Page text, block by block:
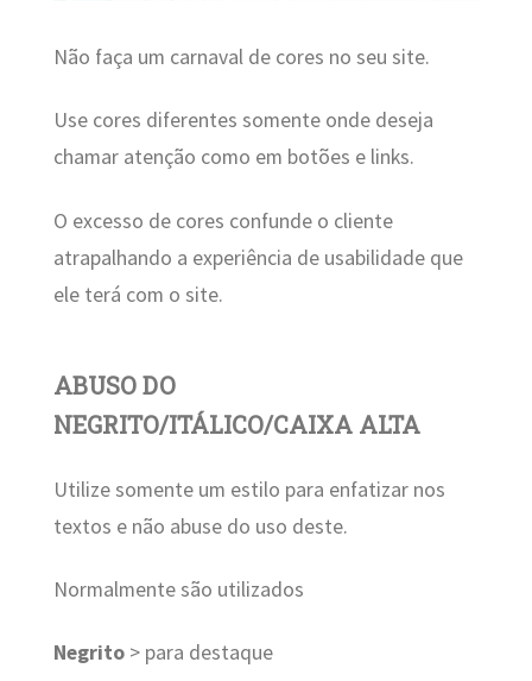
Não faça um carnaval de cores no seu site.
Use cores diferentes somente onde deseja
chamar atenção como em botões e links.
O excesso de cores confunde o cliente
atrapalhando a experiência de usabilidade que
ele terá com o site.
ABUSO DO
NEGRITO/ITÁLICO/CAIXA ALTA
Utilize somente um estilo para enfatizar nos
textos e não abuse do uso deste.
Normalmente são utilizados
Negrito> para destaque